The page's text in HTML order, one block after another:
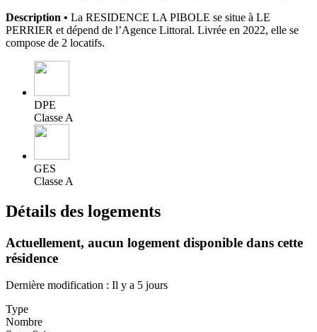
Description • La RESIDENCE LA PIBOLE se situe à LE
PERRIER et dépend de l’Agence Littoral. Livrée en 2022, elle se
compose de 2 locatifs.
DPE
Classe A
GES
Classe A
Détails des logements
Actuellement, aucun logement disponible dans cette
résidence
Dernière modification : Il y a 5 jours
Type
Nombre